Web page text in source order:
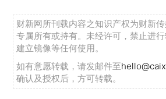
财新网所刊载内容之知识产权为财新
专属所有或持有。未经许可，禁止进
建立镜像等任何使用。
如有意愿转载，请发邮件至
确认及授权后，方可转载。